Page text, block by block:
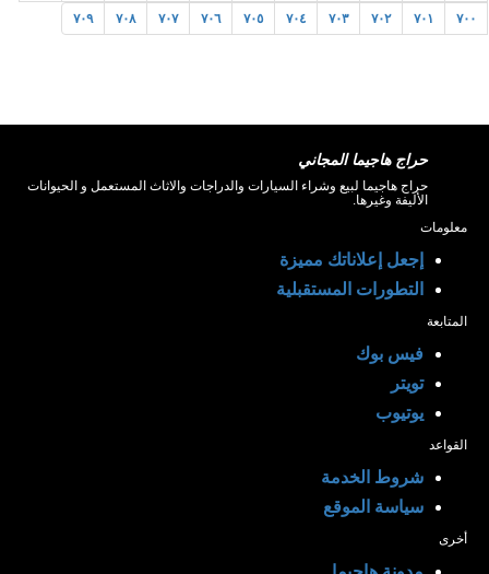
٧٠٠ ٧٠١ ٧٠٢ ٧٠٣ ٧٠٤ ٧٠٥ ٧٠٦ ٧٠٧ ٧٠٨ ٧٠٩
حراج هاجيما المجاني
حراج هاجيما لبيع وشراء السيارات والدراجات والاثاث المستعمل و الحيوانات
الأليفة وغيرها.
معلومات
إجعل إعلاناتك مميزة
التطورات المستقبلية
المتابعة
فيس بوك
تويتر
يوتيوب
القواعد
شروط الخدمة
سياسة الموقع
أخرى